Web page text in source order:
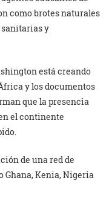
como brotes naturales
y
está creando
y los documentos
que la presencia
el continente
de una red de
Ghana, Kenia, Nigeria